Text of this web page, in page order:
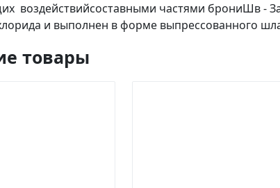
воздействийсоставными частями брониШв -
и выполнен в форме выпрессованного
товары